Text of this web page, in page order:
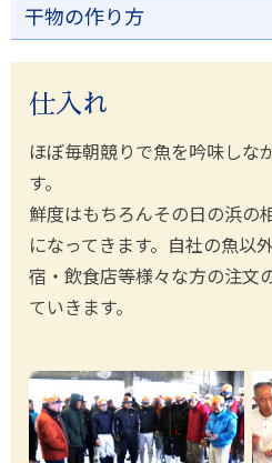
干物の作り方
仕入れ
ほぼ毎朝競りで魚を吟味しな
す。
鮮度はもちろんその日の浜の
になってきます。自社の魚以
宿・飲食店等様々な方の注文
ていきます。